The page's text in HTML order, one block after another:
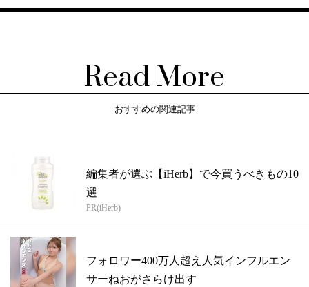
Read More
おすすめの関連記事
編集者が選ぶ【iHerb】で今買うべきもの10
選
PR(iHerb)
フォロワー400万人超え人気インフルエン
サーねおがさらけ出す